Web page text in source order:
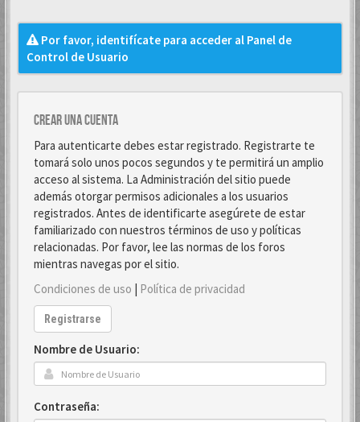
Por favor, identifícate para acceder al Panel de
Control de Usuario
Crear una cuenta
Para autenticarte debes estar registrado. Registrarte te
tomará solo unos pocos segundos y te permitirá un amplio
acceso al sistema. La Administración del sitio puede
además otorgar permisos adicionales a los usuarios
registrados. Antes de identificarte asegúrete de estar
familiarizado con nuestros términos de uso y políticas
relacionadas. Por favor, lee las normas de los foros
mientras navegas por el sitio.
Condiciones de uso | Política de privacidad
Registrarse
Nombre de Usuario:
Contraseña: